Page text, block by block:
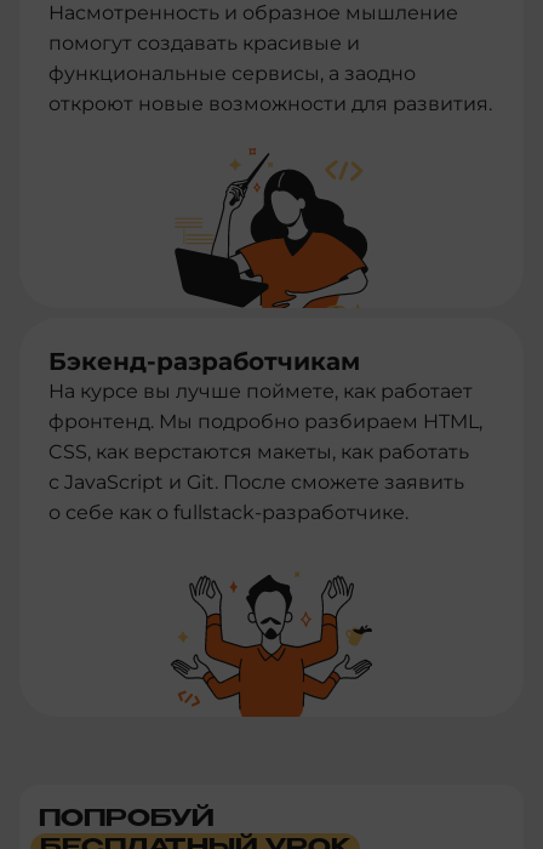
Насмотренность и образное мышление
помогут создавать красивые и
функциональные сервисы, а заодно
откроют новые возможности для развития.
Бэкенд-разработчикам
На курсе вы лучше поймете, как работает
фронтенд. Мы подробно разбираем HTML,
CSS, как верстаются макеты, как работать
с JavaScript и Git. После сможете заявить
о себе как о fullstack-разработчике.
ПОПРОБУЙ